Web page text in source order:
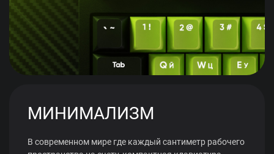
МИНИМАЛИЗМ
В современном мире где каждый сантиметр рабочего